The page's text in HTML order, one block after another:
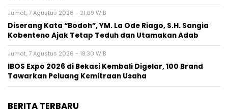
Jumat, 7 Agustus 2026 - 21:09 WIB
Diserang Kata “Bodoh”, YM. La Ode Riago, S.H. Sangia
Kobenteno Ajak Tetap Teduh dan Utamakan Adab
Jumat, 7 Agustus 2026 - 18:30 WIB
IBOS Expo 2026 di Bekasi Kembali Digelar, 100 Brand
Tawarkan Peluang Kemitraan Usaha
BERITA TERBARU